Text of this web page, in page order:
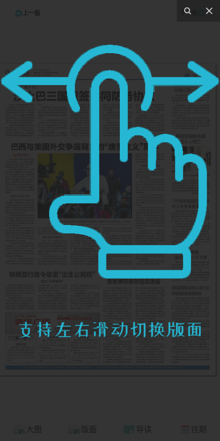
上一版 下一版
大图 版面 导读 往期